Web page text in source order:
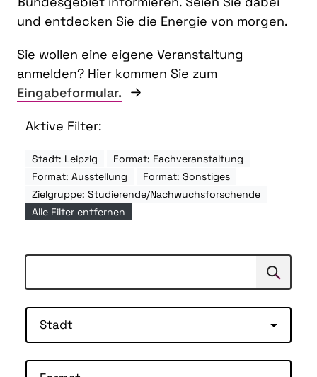
und entdecken Sie die Energie von morgen.
Sie wollen eine eigene Veranstaltung
anmelden? Hier kommen Sie zum
Eingabeformular.
Aktive Filter:
Stadt: Leipzig
Format: Fachveranstaltung
Format: Ausstellung
Format: Sonstiges
Zielgruppe: Studierende/Nachwuchsforschende
Alle Filter entfernen
Suchen
Stadt